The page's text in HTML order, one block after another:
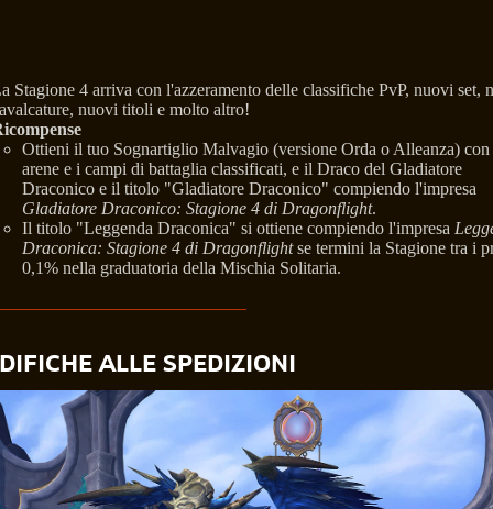
Stagione 4 arriva con l'azzeramento delle classifiche PvP, nuovi set,
nuovi titoli e molto altro!
Ottieni il tuo Sognartiglio Malvagio (versione Orda o Alleanza) con
arene e i campi di battaglia classificati, e il Draco del Gladiatore
Draconico e il titolo "Gladiatore Draconico" compiendo l'impresa
Gladiatore Draconico: Stagione 4 di Dragonflight.
Il titolo "Leggenda Draconica" si ottiene compiendo l'impresa
Draconica: Stagione 4 di Dragonflightse termini la Stagione tra i
0,1% nella graduatoria della Mischia Solitaria.
ALLE SPEDIZIONI